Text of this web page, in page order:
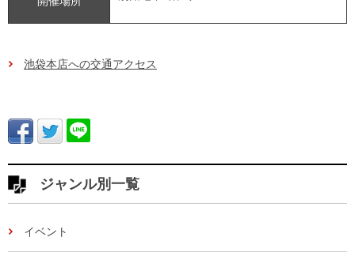
池袋本店への交通アクセス
ジャンル別一覧
イベント